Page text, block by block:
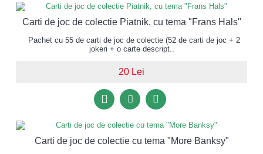
Carti de joc de colectie Piatnik, cu tema "Frans Hals"
Pachet cu 55 de carti de joc de colectie (52 de carti de joc + 2
jokeri + o carte descript..
20 Lei
Carti de joc de colectie cu tema "More Banksy"